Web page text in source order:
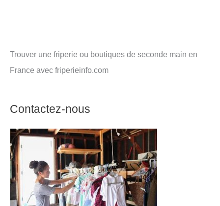
Trouver une friperie ou boutiques de seconde main en
France avec friperieinfo.com
Contactez-nous